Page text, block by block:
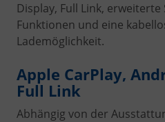
Display, Full Link, erweiterte
Funktionen und eine
Lademöglichkeit.
Apple CarPlay,
Full Link
Abhängig von der